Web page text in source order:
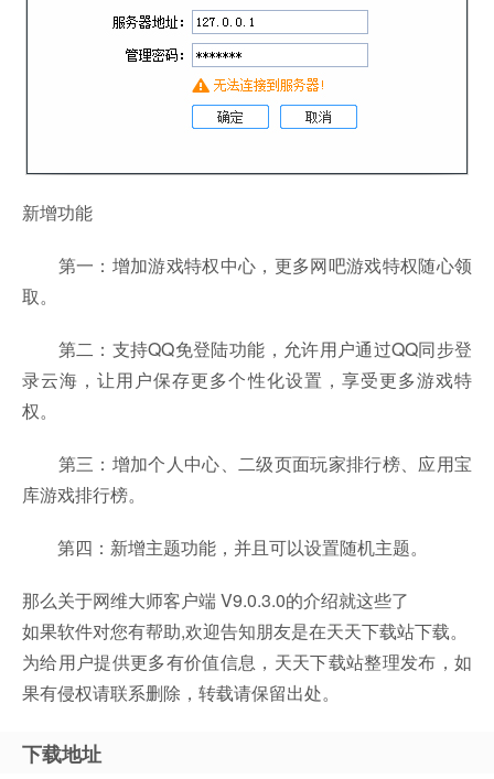
新增功能
第一：增加游戏特权中心，更多网吧游戏特权随心领
取。
第二：支持QQ免登陆功能，允许用户通过QQ同步登
录云海，让用户保存更多个性化设置，享受更多游戏特
权。
第三：增加个人中心、二级页面玩家排行榜、应用宝
库游戏排行榜。
第四：新增主题功能，并且可以设置随机主题。
那么关于网维大师客户端 V9.0.3.0的介绍就这些了
如果软件对您有帮助,欢迎告知朋友是在天天下载站下载。
为给用户提供更多有价值信息，天天下载站整理发布，如
果有侵权请联系删除，转载请保留出处。
下载地址